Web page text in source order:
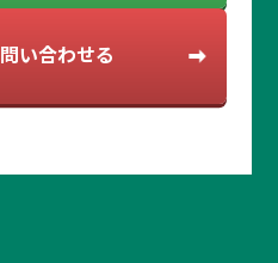
問い合わせる